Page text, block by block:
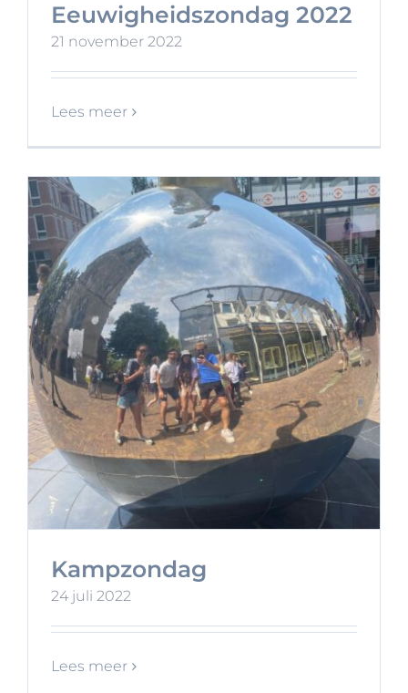
Eeuwigheidszondag 2022
21 november 2022
Lees meer
Kampzondag
24 juli 2022
Lees meer